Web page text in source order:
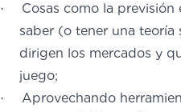
· Cosas como la previsión
saber (o tener una
dirigen los mercados y
juego;
·
Aprovechando